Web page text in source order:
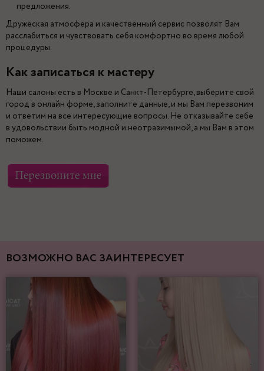
предложения.
Дружеская атмосфера и качественный сервис позволят Вам
расслабиться и чувствовать себя комфортно во время любой
процедуры.
Как записаться к мастеру
Наши салоны есть в Москве и Санкт-Петербурге, выберите свой
город в онлайн форме, заполните данные, и мы Вам перезвоним
и ответим на все интересующие вопросы. Не отказывайте себе
в удовольствии быть модной и неотразимымой, а мы Вам в этом
поможем.
ВОЗМОЖНО ВАС ЗАИНТЕРЕСУЕТ